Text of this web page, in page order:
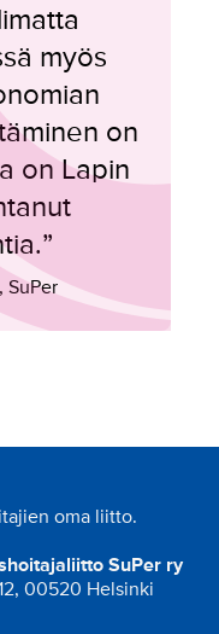
myös
on
on Lapin
SuPer
oma liitto.
SuPer ry
00520 Helsinki